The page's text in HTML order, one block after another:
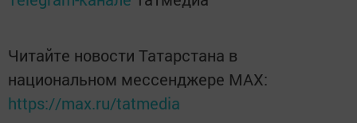
Читайте новости Татарстана в
национальном мессенджере MАХ:
https://max.ru/tatmedia